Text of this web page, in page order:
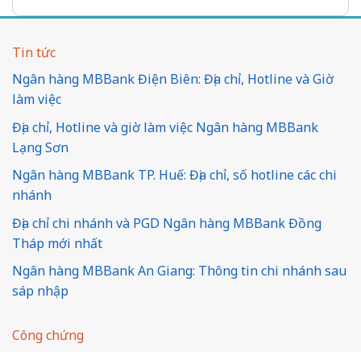
Tin tức
Ngân hàng MBBank Điện Biên: Địa chỉ, Hotline và Giờ
làm việc
Địa chỉ, Hotline và giờ làm việc Ngân hàng MBBank
Lạng Sơn
Ngân hàng MBBank TP. Huế: Địa chỉ, số hotline các chi
nhánh
Địa chỉ chi nhánh và PGD Ngân hàng MBBank Đồng
Tháp mới nhất
Ngân hàng MBBank An Giang: Thông tin chi nhánh sau
sáp nhập
Công chứng